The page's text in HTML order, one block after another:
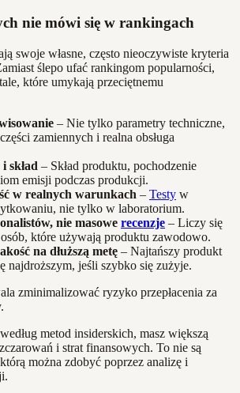
nie mówi się w rankingach
swoje własne, często nieoczywiste kryteria
ślepo ufać rankingom popularności,
które umykają przeciętnemu
– Nie tylko parametry techniczne,
zamiennych i realna obsługa
skład – Skład produktu, pochodzenie
emisji podczas produkcji.
w realnych warunkach – Testy w
nie tylko w laboratorium.
nie masowe recenzje – Liczy się
które używają produktu zawodowo.
na dłuższą metę – Najtańszy produkt
najdroższym, jeśli szybko się zużyje.
zminimalizować ryzyko przepłacenia za
metod insiderskich, masz większą
i strat finansowych. To nie są
można zdobyć poprzez analizę i